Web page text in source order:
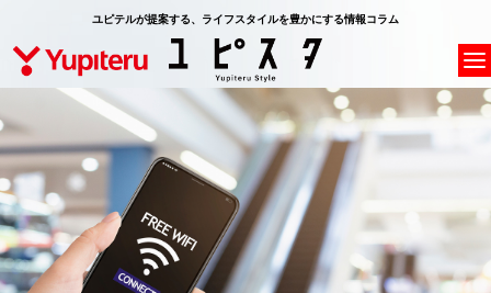
ユピテルが提案する、ライフスタイルを豊かにする情報コラム